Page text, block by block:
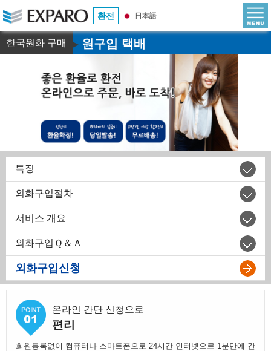
환전 日本語
한국원화 구매 ▶원구입 택배
특징
외화구입절차
서비스 개요
외화구입Ｑ＆Ａ
외화구입신청
온라인 간단 신청으로
편리
회원등록없이 컴퓨터나 스마트폰으로 24시간 인터넷으로 1분만에 간